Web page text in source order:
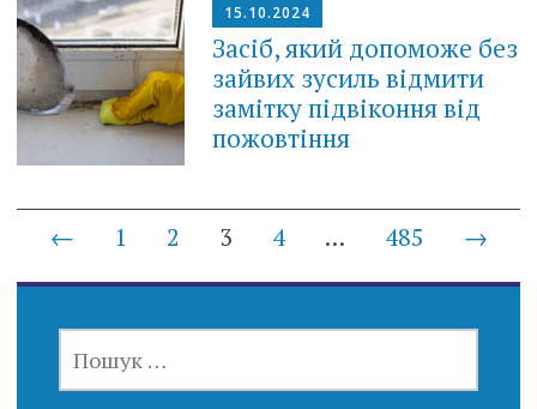
15.10.2024
Засіб, який допоможе без
зайвих зусиль відмити
замітку підвіконня від
пожовтіння
Posts
navigation
← 1 2 3 4 … 485 →